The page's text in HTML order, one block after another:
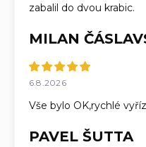
zabalil do dvou krabic.
MILAN
6.8.2026
Vše bylo OK,rychlé
PAVEL ŠUTTA